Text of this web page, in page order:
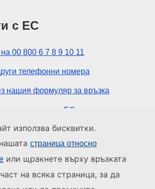
използва бисквитки.
страница относно
или щракнете върху връзката
на всяка страница, за да
с ЕС
00 800 6 7 8 9 10 11
телефонни номера
нашия формуляр за връзка
нас в център на ЕС
медии